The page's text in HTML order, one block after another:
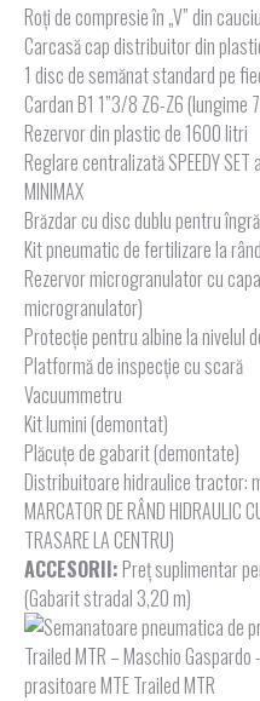
Roţi de compresie în „V” din
Carcasă cap distribuitor din
1 disc de semănat standard pe
Cardan B1 1”3/8 Z6-Z6 (lungime
Rezervor din plastic de 1600 litri
Reglare centralizată SPEEDY
MINIMAX
Brăzdar cu disc dublu pentru
Kit pneumatic de fertilizare la
Rezervor microgranulator cu
microgranulator)
Protecție pentru albine la nivelul
Platformă de inspecţie cu scară
Vacuummetru
Kit lumini (demontat)
Plăcuțe de gabarit (demontate)
Distribuitoare hidraulice tractor:
MARCATOR DE RÂND HIDRAULIC
TRASARE LA CENTRU)
ACCESORII: Preț suplimentar
(Gabarit stradal 3,20 m)